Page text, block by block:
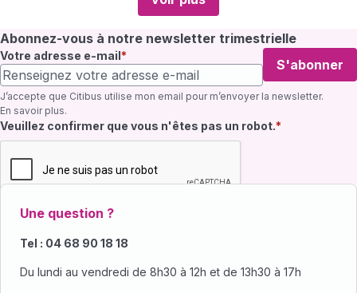
Abonnez-vous à notre newsletter trimestrielle
Votre adresse e-mail
S'abonner
J’accepte que Citibus utilise mon email pour m’envoyer la newsletter.
En savoir plus.
Champ requis
Veuillez confirmer que vous n'êtes pas un robot.
Une question ?
Tel : 04 68 90 18 18
Du lundi au vendredi de 8h30 à 12h et de 13h30 à 17h